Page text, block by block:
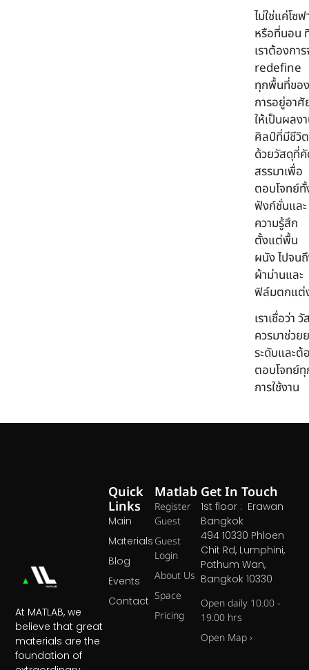
ไม่ใช่แค่โซฟ
หรือที่นอน
เราต้องการ
redefine
ทุกพื้นที่ของ
การอยู่อาศั
ให้เป็นผลง
ศิลป์ที่มีชีวิต
ด้วยวัสดุที่
สรรมาเพื่อ
ตอบโจทย์
ฟังก์ชั่นและ
ความรู้สึก
ตั้งแต่พื้น
ผนัง ไปจน
ผ้าม่านและ
ฟิล์มตกแต่
เราเชื่อว่า
ควรมาช่วย
ระดับและต้
ตอบโจทย์
การใช้งาน
At MATLAB, we
believe that great
materials are the
foundation of
Matlab
Register
Guest
Guest
Login
About Us
Space
Pricing
Quick
Links
Main
Materials
Blog
Events
Contact
Get In Touch
1st floor : Erawan
Bangkok
494 10330 Phloen
Chit Rd, Lumphini,
Pathum Wan,
Bangkok 10330
Open daily 10.00 -
19.00 hrs
Open Map ›